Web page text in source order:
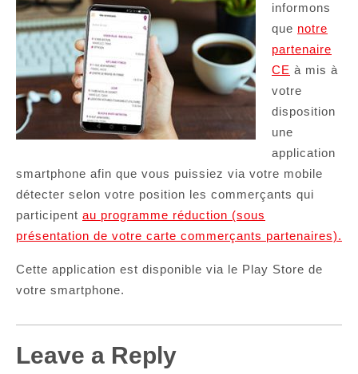
informons
que notre
partenaire
CE à mis à
votre
disposition
une
application
smartphone afin que vous puissiez via votre mobile
détecter selon votre position les commerçants qui
participent au programme réduction (sous
présentation de votre carte commerçants partenaires).
Cette application est disponible via le Play Store de
votre smartphone.
Leave a Reply